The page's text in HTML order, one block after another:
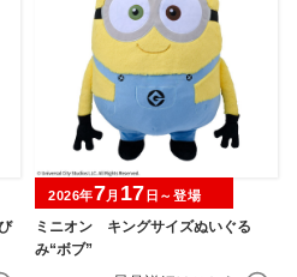
ミニオン キングサイズぬいぐる
み“ボブ”
2026年7月 17 日～登場